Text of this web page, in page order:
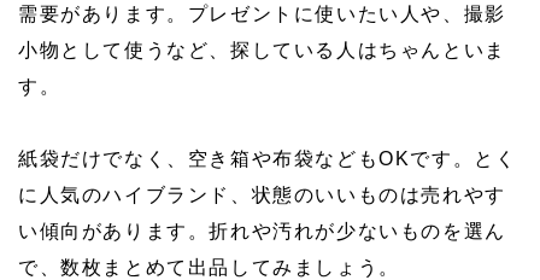
需要があります。プレゼントに使いたい人や、撮影
小物として使うなど、探している人はちゃんといま
す。
紙袋だけでなく、空き箱や布袋などもOKです。とく
に人気のハイブランド、状態のいいものは売れやす
い傾向があります。折れや汚れが少ないものを選ん
で、数枚まとめて出品してみましょう。